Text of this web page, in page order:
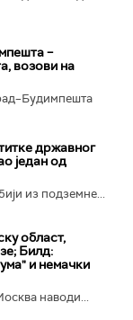
–
возови на
државног
један од
из подземне...
област,
Билд:
и немачки
наводи...